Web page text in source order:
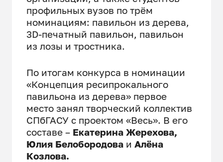
профильных вузов по трём
номинациям: павильон из дерева,
3D-печатный павильон, павильон
из лозы и тростника.
По итогам конкурса в номинации
«Концепция ресипрокального
павильона из дерева» первое
место занял творческий коллектив
СПбГАСУ с проектом «Весь». В его
составе – Екатерина Жерехова,
Юлия Белобородова иАлёна
Козлова.